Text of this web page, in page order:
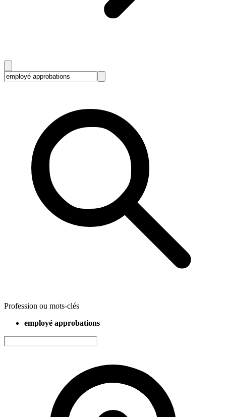
Profession ou mots-clés
employé approbations